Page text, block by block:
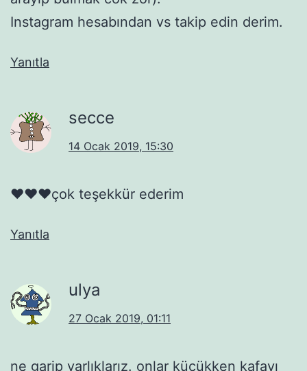
Instagram hesabından vs takip edin derim.
Yanıtla
secce
14 Ocak 2019, 15:30
♥️♥️♥️çok teşekkür ederim
Yanıtla
ulya
27 Ocak 2019, 01:11
ne garip varlıklarız. onlar küçükken kafayı